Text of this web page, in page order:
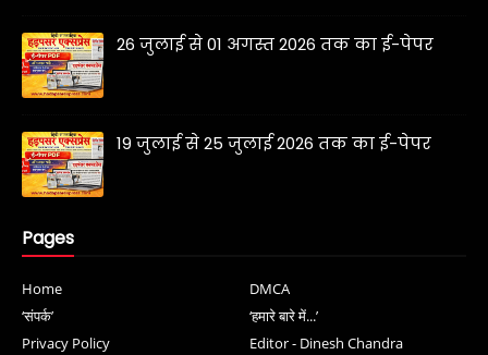
26 जुलाई से 01 अगस्त 2026 तक का ई-पेपर
19 जुलाई से 25 जुलाई 2026 तक का ई-पेपर
Pages
Home
DMCA
‘संपर्क’
‘हमारे बारे में...’
Privacy Policy
Editor - Dinesh Chandra